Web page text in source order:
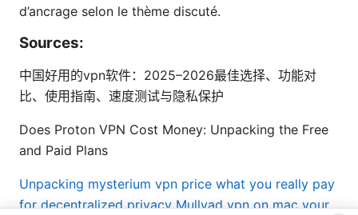
d’ancrage selon le thème discuté.
Sources:
中国好用的vpn软件：2025–2026最佳选择、功能对
比、使用指南、速度测试与隐私保护
Does Proton VPN Cost Money: Unpacking the Free
and Paid Plans
Unpacking mysterium vpn price what you really pay
for decentralized privacy Mullvad vpn on mac your